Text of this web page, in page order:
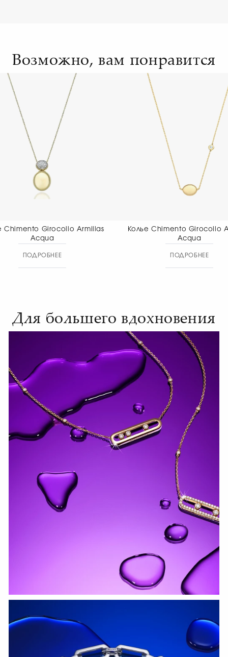
Возможно, вам понравится
Колье Chimento Girocollo Armillas
Колье Chimento
Для большего вдохновения